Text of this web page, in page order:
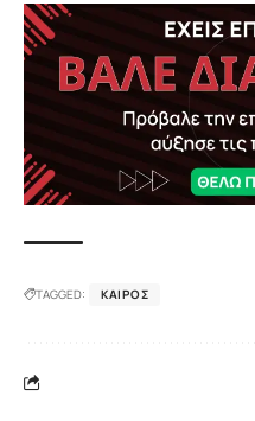
TAGGED: ΚΑΙΡΌΣ